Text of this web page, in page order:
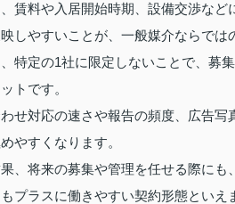
賃料や入居開始時期、設備交渉な
しやすいことが、一般媒介ならでは
特定の1社に限定しないことで、募
トです。
せ対応の速さや報告の頻度、広告
やすくなります。
、将来の募集や管理を任せる際に
プラスに働きやすい契約形態といえ